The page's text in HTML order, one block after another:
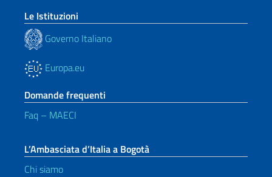
Le Istituzioni
Governo Italiano
Europa.eu
Domande frequenti
Faq – MAECI
L’Ambasciata d’Italia a Bogotà
Chi siamo